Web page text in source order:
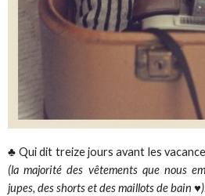
♣ Qui dit treize jours avant les
(la majorité des vêtements que nous
jupes, des shorts et des maillots de bain ♥)